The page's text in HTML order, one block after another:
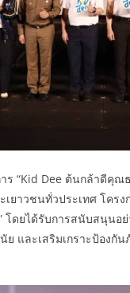
ร “Kid Dee ต้นกล้าดีคุ
ยาวชนทั่วประเทศ โคร
ดยได้รับการสนับสนุนอ
ย และเสริมเกราะป้อง